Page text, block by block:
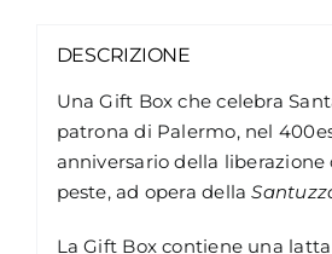
DESCRIZIONE
Una Gift Box che celebra
patrona di Palermo, nel
anniversario della
peste, ad opera della
La Gift Box contiene una